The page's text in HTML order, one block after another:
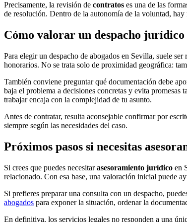
Precisamente, la revisión de contratos es una de las
de resolución. Dentro de la autonomía de la voluntad,
Cómo valorar un despacho
Para elegir un despacho de abogados en Sevilla, suele
honorarios. No se trata solo de proximidad geográfica:
También conviene preguntar qué documentación debe
baja el problema a decisiones concretas y evita promesas
trabajar encaja con la complejidad de tu asunto.
Antes de contratar, resulta aconsejable confirmar por
siempre según las necesidades del caso.
Próximos pasos si necesitas
Si crees que puedes necesitarasesoramiento jurídico en
relacionado. Con esa base, una valoración inicial puede
Si prefieres preparar una consulta con un despacho,
abogados para exponer la situación, ordenar la
En definitiva, los servicios legales no responden a una